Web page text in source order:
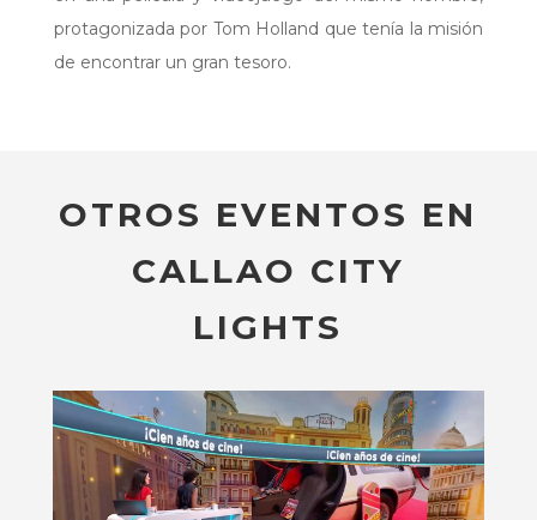
protagonizada por Tom Holland que tenía la misión
de encontrar un gran tesoro.
OTROS EVENTOS EN
CALLAO CITY
LIGHTS